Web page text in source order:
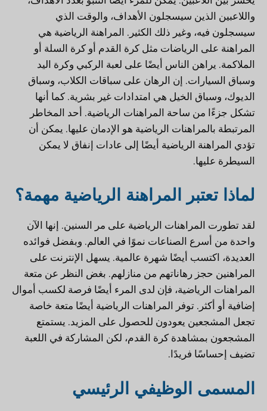
واللاعبين الذين سيسجلون الأهداف، والوقت الذي
سيسجلون فيه، وغير ذلك الكثير. المراهنة الرياضية هي
المراهنة على الرياضات مثل كرة القدم أو كرة السلة أو
الملاكمة. يراهن الناس أيضًا على لعبة الركبي وكرة اليد
وسباق السيارات. إن الرهان على سباقات الكلاب، وسباق
الديوك، وسباق الخيل هي امتدادات غير بشرية. كما أنها
تشكل جزءًا من ساحة المراهنات الرياضية. أحد المخاطر
المرتبطة بالمراهنات الرياضية هو الإدمان عليها. يمكن أن
تؤدي المراهنة الرياضية أيضًا إلى عادات إنفاق لا يمكن
السيطرة عليها.
لماذا تعتبر المراهنة الرياضية مهمة؟
لقد تطورت المراهنات الرياضية على مر السنين. إنها الآن
واحدة من أسرع الصناعات نموًا في العالم. وبفضل فوائده
العديدة، اكتسب أيضًا شهرة عالمية. يسهل الإنترنت على
المراهنين حجز رهاناتهم من منازلهم. بغض النظر عن متعة
المراهنات الرياضية، فإن لدى المرء أيضًا فرصة لكسب أموال
إضافية أو أكثر. توفر المراهنات الرياضية أيضًا متعة خاصة
تجعل المشجعين يعودون للحصول على المزيد. يستمتع
المشجعون بمشاهدة كرة القدم، لكن المشاركة في اللعبة
تضيف إحساسًا فريدًا.
المسمى الوظيفي الرئيسي